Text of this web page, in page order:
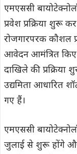
एमएससी
प्रवेश प्रक्रिया शुरू
रोजगारपरक कौशल
आवेदन आमंत्रित
दाखिले की
उद्यमिता आधारित
गए हैं।
एमएससी
जुलाई से शुरू होंगे